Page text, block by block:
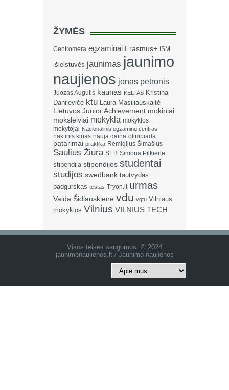
ŽYMĖS
Centromera egzaminai Erasmus+ ISM
išleistuvės jaunimas jaunimo
naujienos jonas petronis
Juozas Augutis kaunas KELTAS Kristina
Danilevičė ktu Laura Masiliauskaitė
Lietuvos Junior Achievement mokiniai
moksleiviai mokykla mokyklos
mokytojai Nacionalinis egzaminų centras
naktinis kinas nauja daina olimpiada
patarimai praktika Remigijus Šimašius
Saulius Žiūra SEB Simona Pilkienė
stipendija stipendijos studentai
studijos swedbank tautvydas
padgurskas testas Tryon.lt urmas
Vaida Šidlauskienė vdu vgtu Vilniaus
mokyklos Vilnius VILNIUS TECH
Visos teisės saugomos. © 2024
jaunimonaujienos.lt / Jaunimo naujienos